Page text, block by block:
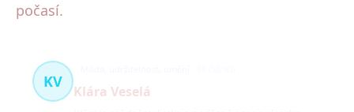
počasí.
KV
Klára Veselá